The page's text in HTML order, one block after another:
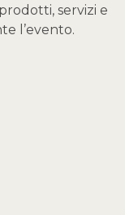
servizi e
l’evento.